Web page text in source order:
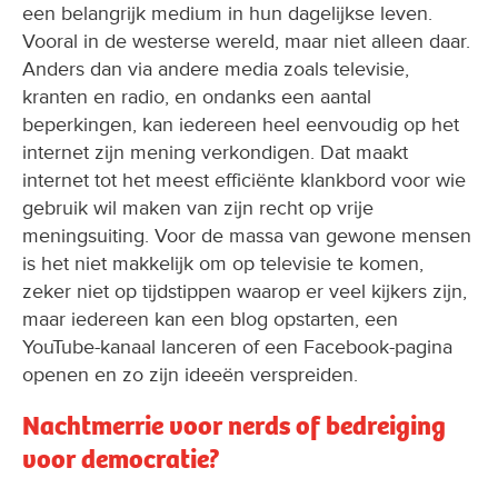
een belangrijk medium in hun dagelijkse leven.
Vooral in de westerse wereld, maar niet alleen daar.
Anders dan via andere media zoals televisie,
kranten en radio, en ondanks een aantal
beperkingen, kan iedereen heel eenvoudig op het
internet zijn mening verkondigen. Dat maakt
internet tot het meest efficiënte klankbord voor wie
gebruik wil maken van zijn recht op vrije
meningsuiting. Voor de massa van gewone mensen
is het niet makkelijk om op televisie te komen,
zeker niet op tijdstippen waarop er veel kijkers zijn,
maar iedereen kan een blog opstarten, een
YouTube-kanaal lanceren of een Facebook-pagina
openen en zo zijn ideeën verspreiden.
Nachtmerrie voor nerds of bedreiging
voor democratie?